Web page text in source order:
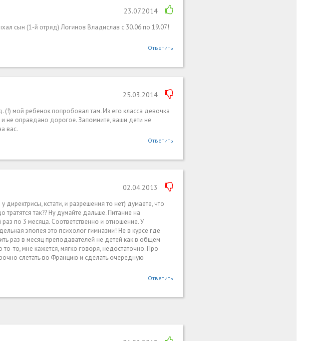
23.07.2014
сын (1-й отряд) Логинов Владислав с 30.06 по 19.07!
Ответить
25.03.2014
(!) мой ребенок попробовал там. Из его класса девочка
не оправдано дорогое. Запомните, ваши дети не
вас.
Ответить
02.04.2013
кстати, и разрешения то нет) думаете, что
так?? Ну думайте дальше. Питание на
по 3 месяца. Соответственно и отношение. У
эпопея это психолог гимназии! Не в курсе где
раз в месяц преподавателей не детей как в общем
то, мне кажется, мягко говоря, недостаточно. Про
слетать во Францию и сделать очередную
Ответить